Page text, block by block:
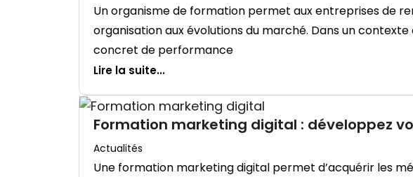
Un organisme de formation permet aux entreprises de
organisation aux évolutions du marché. Dans un
concret de performance
Lire la suite...
Formation marketing digital : développez
Actualités
Une formation marketing digital permet d’acquérir les